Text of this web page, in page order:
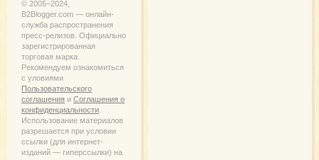
© 2005−2024,
B2Blogger.com — онлайн-
служба распространения
пресс-релизов. Официально
зарегистрированная
торговая марка.
Рекомендуем ознакомиться
с уловиями
Пользовательского
соглашения и Соглашения о
конфиденциальности
Использование материалов
разрешается при условии
ссылки (для интернет-
изданий — гиперссылки) на